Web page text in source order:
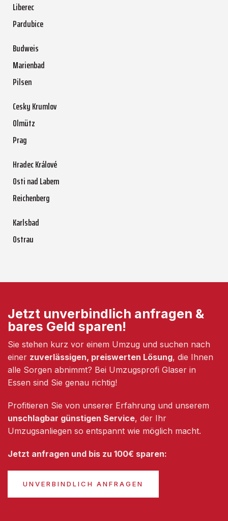
Liberec
Pardubice
Budweis
Marienbad
Pilsen
Cesky Krumlov
Olmütz
Prag
Hradec Králové
Osti nad Labem
Reichenberg
Karlsbad
Ostrau
Jetzt unverbindlich anfragen &
bares Geld sparen!
Sie stehen kurz vor einem Umzug und suchen nach
einer zuverlässigen, preiswerten Lösung, die Ihnen
alle Sorgen abnimmt? Bei Umzugsprofi Glaser in
Essen sind Sie genau richtig!
Profitieren Sie von unserer Erfahrung und unserem
unschlagbar günstigen Service, der Ihr
Umzugsanliegen so entspannt wie möglich macht.
Jetzt anfragen und bis zu 100€ sparen:
UNVERBINDLICH ANFRAGEN